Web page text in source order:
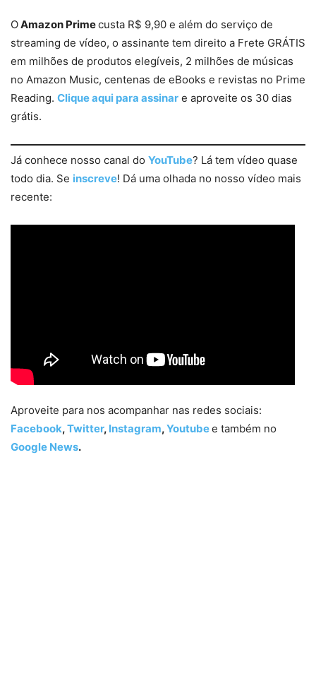
OAmazon Primecusta R$ 9,90 e além do serviço de
streaming de vídeo, o assinante tem direito a Frete GRÁTIS
em milhões de produtos elegíveis, 2 milhões de músicas
no Amazon Music, centenas de eBooks e revistas no Prime
Reading. Clique aqui para assinar e aproveite os 30 dias
grátis.
Já conhece nosso canal do YouTube? Lá tem vídeo quase
todo dia. Se inscreve! Dá uma olhada no nosso vídeo mais
recente:
Aproveite para nos acompanhar nas redes sociais:
Facebook,Twitter, Instagram,Youtubee também no
Google News.